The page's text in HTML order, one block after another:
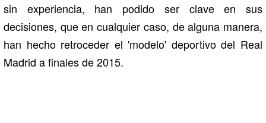
sin experiencia, han podido ser clave en sus
decisiones, que en cualquier caso, de alguna manera,
han hecho retroceder el 'modelo' deportivo del Real
Madrid a finales de 2015.